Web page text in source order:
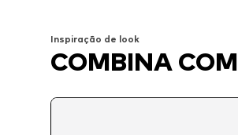
Inspiração de look
COMBINA COM